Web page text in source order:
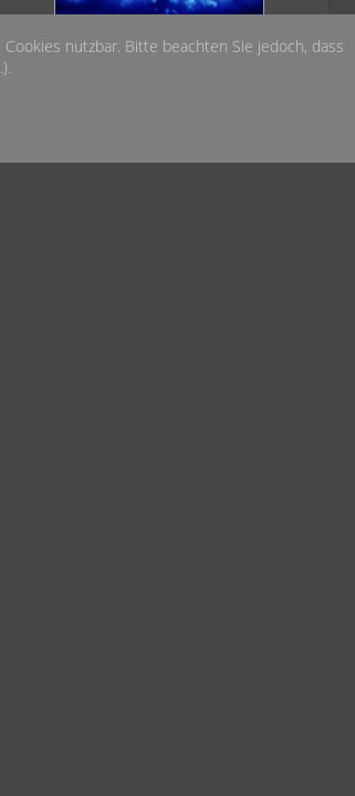
Das Wetter heute Nacht
nutzbar. Bitte beachten Sie jedoch, dass